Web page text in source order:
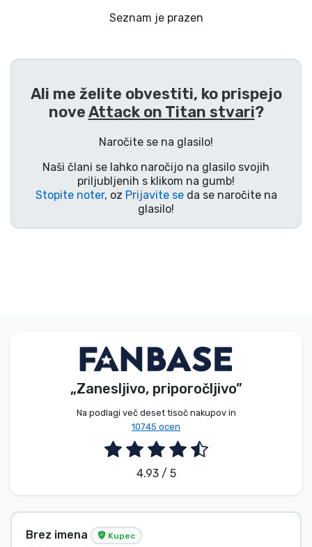
Seznam je prazen
Ali me želite obvestiti, ko prispejo
noveAttack on Titan stvari?
Naročite se na glasilo!
Naši člani se lahko naročijo na glasilo svojih
priljubljenih s klikom na gumb!
Stopite noter, oz Prijavite seda se naročite na
glasilo!
„Zanesljivo, priporočljivo”
Na podlagi več deset tisoč nakupov in
10745 ocen
4.93 / 5
Brez imena Kupec
Dostava in plačilo
Tv serijske izdelki
Filmske izdelki
Risani izdelki
Anime izdelki
Vrste izdelkov
Blagovne znamke